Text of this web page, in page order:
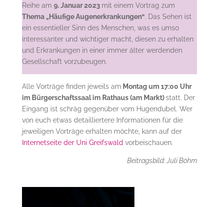
Reihe am 9. Januar 2023 mit einem Vortrag zum
Thema „Häufige Augenerkrankungen“. Das Sehen ist
ein essentieller Sinn des Menschen, was es umso
interessanter und wichtiger macht, diesen zu erhalten
und Erkrankungen in einer immer älter werdenden
Gesellschaft vorzubeugen.
Alle Vorträge finden jeweils am Montag um 17:00 Uhr
im Bürgerschaftssaal im Rathaus (am Markt)statt. Der
Eingang ist schräg gegenüber vom Hugendubel. Wer
von euch etwas detailliertere Informationen für die
jeweiligen Vorträge erhalten möchte, kann auf der
Internetseite der Uni Greifswald vorbeischauen.
Beitragsbild: Juli Böhm